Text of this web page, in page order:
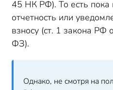
45 НК РФ). То есть пока
отчетность или
взносу (ст. 1 закона
ФЗ).
Однако, не смотря на